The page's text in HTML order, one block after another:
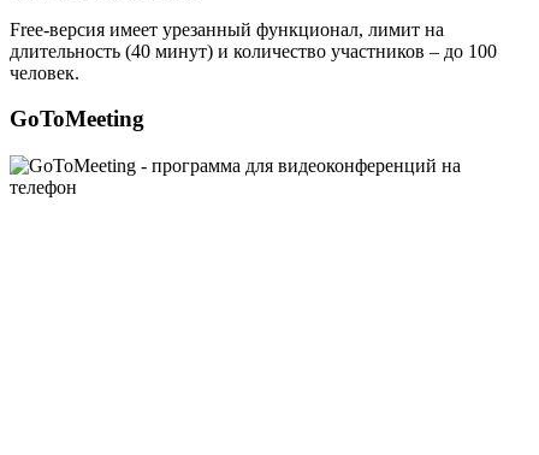
Free-версия имеет урезанный функционал, лимит на
длительность (40 минут) и количество участников – до 100
человек.
GoToMeeting